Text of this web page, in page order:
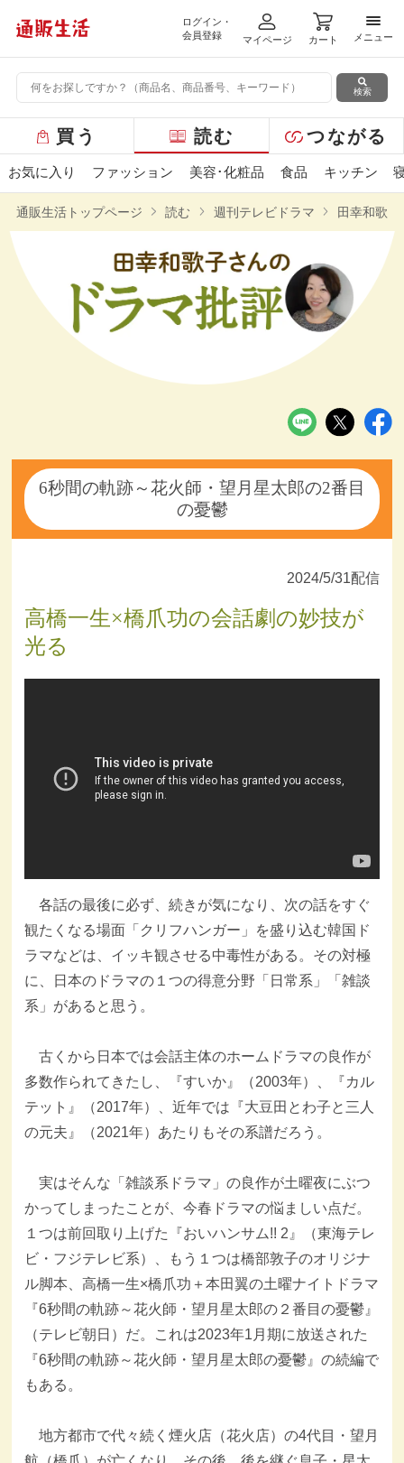
ログイン・
会員登録
マイページ カート
メニ
メニュー
検索
ー
バ
ニ
買う 読む つながる
お気に入り ファッション 美容･化粧品 食品 キッチン
通販生活トップページ 読む 週刊テレビドラマ 田幸和歌
6秒間の軌跡～花火師・望月星太郎の2番目
の憂鬱
2024/5/31配信
高橋一生×橋爪功の会話劇の妙技が
光る
各話の最後に必ず、続きが気になり、次の話をすぐ
観たくなる場面「クリフハンガー」を盛り込む韓国ド
ラマなどは、イッキ観させる中毒性がある。その対極
に、日本のドラマの１つの得意分野「日常系」「雑談
系」があると思う。
古くから日本では会話主体のホームドラマの良作が
多数作られてきたし、『すいか』（2003年）、『カル
テット』（2017年）、近年では『大豆田とわ子と三人
の元夫』（2021年）あたりもその系譜だろう。
実はそんな「雑談系ドラマ」の良作が土曜夜にぶつ
かってしまったことが、今春ドラマの悩ましい点だ。
１つは前回取り上げた『おいハンサム!! 2』（東海テレ
ビ・フジテレビ系）、もう１つは橋部敦子のオリジナ
ル脚本、高橋一生×橋爪功＋本田翼の土曜ナイトドラマ
『6秒間の軌跡～花火師・望月星太郎の２番目の憂鬱』
（テレビ朝日）だ。これは2023年1月期に放送された
『6秒間の軌跡～花火師・望月星太郎の憂鬱』の続編で
もある。
地方都市で代々続く煙火店（花火店）の4代目・望月